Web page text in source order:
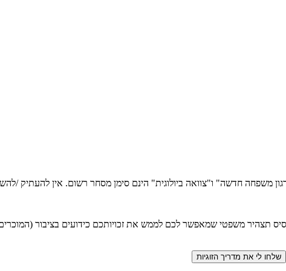
משפחה חדשה" ו"צוואה ביולוגית" הינם סימן מסחר רשום. אין
משפטי שמאפשר לכם לממש את זכויותכם כידועים בציבור (המוכרים